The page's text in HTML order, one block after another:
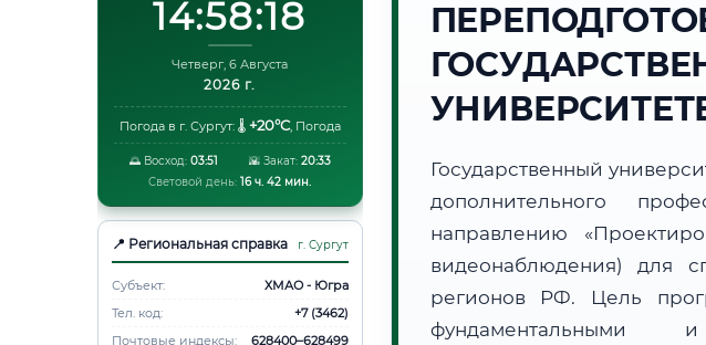
14:58:19
Четверг, 6 Августа
2026 г.
Погода в г. Сургут: 🌡️ +20°C, Погода
🌅 Восход: 03:51 🌇 Закат: 20:33
Световой день: 16 ч. 42 мин.
📍 Региональная справка г. Сургут
Субъект:
ХМАО - Югра
Тел. код:
+7 (3462)
Почтовые индексы:
628400–628499
Государственный
дополнительного
направлению
видеонаблюдения) для
регионов РФ. Цель
фундаментальными